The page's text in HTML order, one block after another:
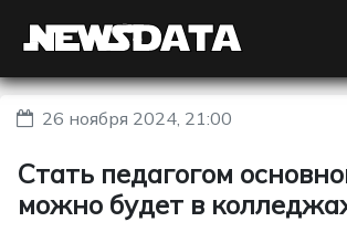
26 ноября 2024, 21:00
Стать педагогом
можно будет в